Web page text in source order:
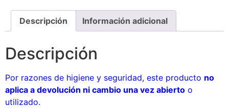
Descripción Información adicional
Descripción
Por razones de higiene y seguridad, este producto no
aplica a devolución ni cambio una vez abierto o
utilizado.